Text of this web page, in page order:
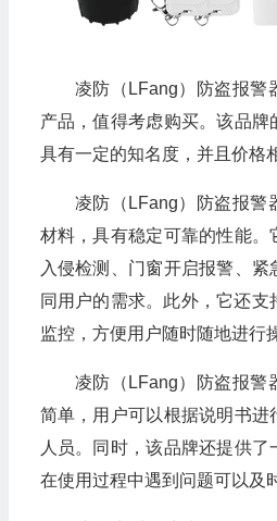
凌防（LFang）防盗报警
产品，值得考虑购买。该品牌
具有一定的知名度，并且价格
凌防（LFang）防盗报警
材料，具有稳定可靠的性能。
入侵检测、门窗开启报警、
同用户的需求。此外，它还
监控，方便用户随时随地进行
凌防（LFang）防盗报警
简单，用户可以根据说明书进
人员。同时，该品牌还提供
在使用过程中遇到问题可以及